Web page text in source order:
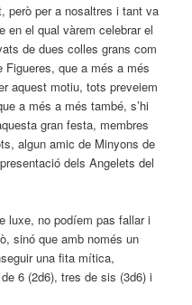
però per a nosaltres i tant va
en el qual vàrem celebrar el
de dues colles grans com
que a més a més
aquest motiu, tots preveiem
a més a més també, s’hi
gran festa, membres
algun amic de Minyons de
dels Angelets del
luxe, no podíem pas fallar i
sinó que amb només un
una fita mítica,
6 (2d6), tres de sis (3d6) i